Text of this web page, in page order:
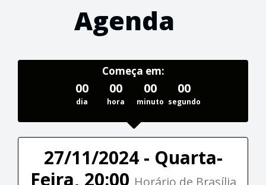
Agenda
Começa em:
00
dia
00
hora
00
minuto
00
segundo
27/11/2024 - Quarta-
Feira, 20:00 Horário de Brasília